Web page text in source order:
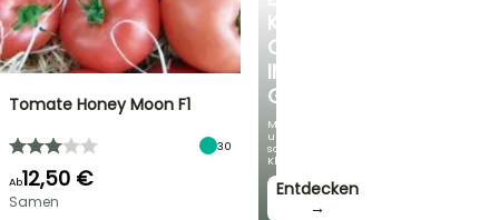
KÜHLE
OASE
IM
GARTEN
Mit
unseren
schönsten
Kletterpflanzen!
Entdecken
→
Tomate Honey Moon F1
30
Ab12,50 €
Samen